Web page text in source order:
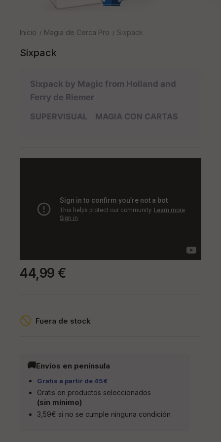
Inicio Magia de Cerca Pro Sixpack
Sixpack
Sixpack by Magic from Holland and
Ferry de Riemer
SUPERVISUAL MAGIA CON CARTAS
44,99 €
Fuera de stock
Envíos en península
Gratis a partir de 45€
Gratis en productos seleccionados
(sin mínimo)
3,59€ si no se cumple ninguna condición